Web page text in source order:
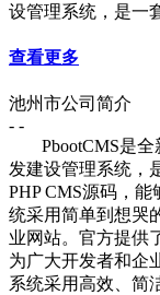
设管理系统，是一
查看更多
池州市公司简介
- -
PbootCMS是
发建设管理系统，
PHP CMS源码，
统采用简单到想哭
业网站。官方提供
为广大开发者和企
系统采用高效、简